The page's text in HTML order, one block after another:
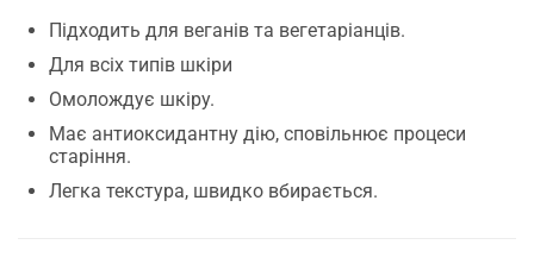
Підходить для веганів та вегетаріанців.
Для всіх типів шкіри
Омолождує шкіру.
Має антиоксидантну дію, сповільнює процеси
старіння.
Легка текстура, швидко вбирається.